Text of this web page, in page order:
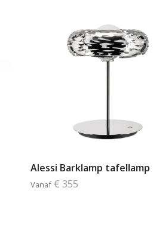
Alessi Barklamp tafellamp
Vanaf € 355